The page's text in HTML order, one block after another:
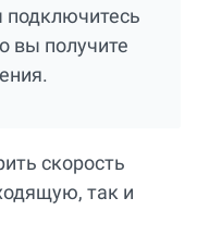
подключитесь
вы получите
скорость
так и